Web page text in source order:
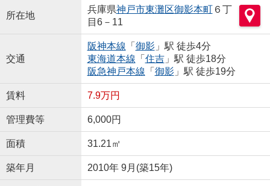
所在地
兵庫県神戸市東灘区御影本町６丁
目6－11
交通
阪神本線 「 御影」駅 徒歩4分
東海道本線 「 住吉」駅 徒歩18分
阪急神戸本線 「 御影」駅 徒歩19分
賃料 7.9万円
管理費等 6,000円
面積 31.21㎡
築年月 2010年 9月(築15年)